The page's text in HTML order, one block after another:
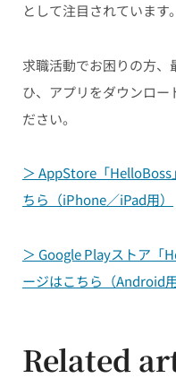
として注目されています。
求職活動でお困りの方、
ひ、アプリをダウンロー
ださい。
＞ AppStore「
ちら（iPhone／iPad用）
＞ Google Playストア「
ージはこちら（Android用
Related